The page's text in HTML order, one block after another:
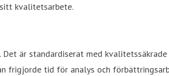
kvalitetsarbete.
är standardiserat med
frigjorde tid för analys och